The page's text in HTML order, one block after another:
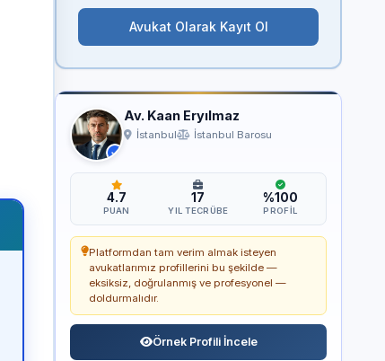
Avukat Olarak Kayıt Ol
Av. Kaan Eryılmaz
İstanbul İstanbul Barosu
4.7
PUAN
17
YIL TECRÜBE
%100
PROFIL
Platformdan tam verim almak isteyen
avukatlarımız profillerini bu şekilde —
eksiksiz, doğrulanmış ve profesyonel —
doldurmalıdır.
Örnek Profili İncele